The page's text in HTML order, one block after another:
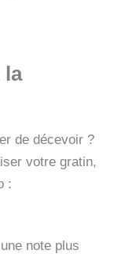
la
de décevoir ?
votre gratin,
:
note plus